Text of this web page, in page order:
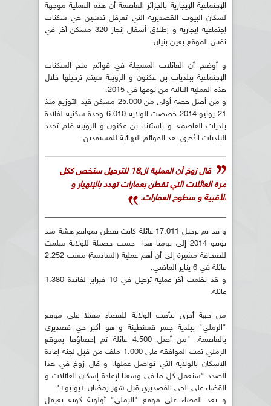
الإجتماعية الإيجارية بالجزائر العاصمة أن هذه العملية موجهة
لسكان البيوت القصديرية التي تعرقل تدشين حي سكنات
إجتماعية إيجارية و إطلاق أشغال إنجاز 320 مسكن آخر في
نفس الموقع بعين بنيان.
و أوضح أن العائلات المسجلة في قوائم منح السكنات
الإجتماعية ببلديات بن عكنون و الرويبة سيتم ترحيلها خلال
هذه العملية الثالثة من نوعها في 2015.
و من أصل حصة أولى من 25.000 مسكن قيد التوزيع منذ
21 يونيو 2014 خصصت الولاية 6.010 وحدة سكنية لفائدة
بلديات العاصمة. و باستثناء بن عكنون و الرويبة فلم تحدد
البلديات الأخرى بعد القوائم النهائية للمستفدين.
قال زوخ أن العملية ال18 للترحيل ستخص ككل
مرة العائلات التي تقطن بعمارات تهدد بالإنهيار و
الأقبية و سطوح العمارات.
و قد تم ترحيل 17.011 عائلة كانت تقطن بمواقع هشة منذ
يونيو 2014 إلى يومنا هذا حسب حصيلة للولاية سلمت
للصحافة مشيرة إلى أن أهم عملية (السادسة) مست 2.252
عائلة في 6 يناير الماضي.
و قد نظمت آخر عملية ترحيل في 10 فبراير لفائدة 1.380
عائلة.
من جهة أخرى تتأهب الولاية للقضاء مقبلا على موقع
"الرملي" ببلدية جسر قسنطينة و هو أكبر حي قصديري
بالعاصمة. "من أصل 4.500 عائلة تم إحصاؤها بموقع
الرملي تمت الموافقة على 1.000 ملف من قبل لجنة إعادة
الإسكان بالولاية التي تواصل عملها. و قال زوخ في هذا
الصدد "سنعمل كل ما في وسعنا لإعادة إسكان العائلات و
القضاء على الحي القصديري قبل شهر رمضان +يونيو+".
و يعد القضاء على موقع "الرملي" أولوية كونه يعرقل